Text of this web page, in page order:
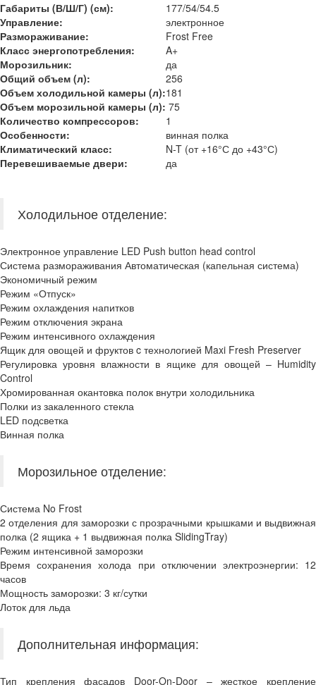
Габариты (В/Ш/Г) (см):
177/54/54.5
Управление:
электронное
Размораживание:
Frost Free
Класс энергопотребления:
A+
Морозильник:
да
Общий объем (л):
256
Объем холодильной камеры (л):181
Объем морозильной камеры (л): 75
Количество компрессоров:
1
Особенности:
винная полка
Климатический класс:
N-T (от +16°С до +43°С)
Перевешиваемые двери: да
Холодильное отделение:
Электронное управление LED Push button head control
Система размораживания Автоматическая (капельная система)
Экономичный режим
Режим «Отпуск»
Режим охлаждения напитков
Режим отключения экрана
Режим интенсивного охлаждения
Ящик для овощей и фруктов c технологией Maxi Fresh Preserver
Регулировка уровня влажности в ящике для овощей – Humidity
Control
Хромированная окантовка полок внутри холодильника
Полки из закаленного стекла
LED подсветка
Винная полка
Морозильное отделение:
Система No Frost
2 отделения для заморозки с прозрачными крышками и выдвижная
полка (2 ящика + 1 выдвижная полка SlidingTray)
Режим интенсивной заморозки
Время сохранения холода при отключении электроэнергии: 12
часов
Мощность заморозки: 3 кг/сутки
Лоток для льда
Дополнительная информация:
Тип крепления фасадов Door-On-Door – жесткое крепление